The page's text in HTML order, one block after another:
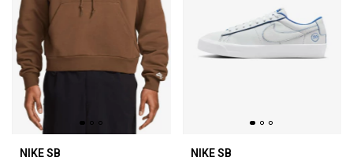
NIKE SB
NIKE SB